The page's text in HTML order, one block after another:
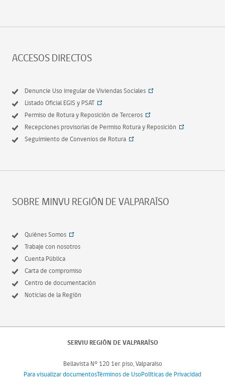
ACCESOS DIRECTOS
Denuncie Uso irregular de Viviendas Sociales
Listado Oficial EGIS y PSAT
Permiso de Rotura y Reposición de Terceros
Recepciones provisorias de Permiso Rotura y Reposición
Seguimiento de Convenios de Rotura
SOBRE MINVU REGIÓN DE VALPARAÍSO
Quiénes Somos
Trabaje con nosotros
Cuenta Pública
Carta de compromiso
Centro de documentación
Noticias de la Región
SERVIU REGIÓN DE VALPARAÍSO
Bellavista N° 120 1er. piso, Valparaíso
Para visualizar documentosTérminos de UsoPolíticas de Privacidad